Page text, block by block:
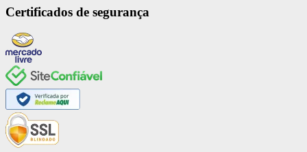
Certificados de segurança